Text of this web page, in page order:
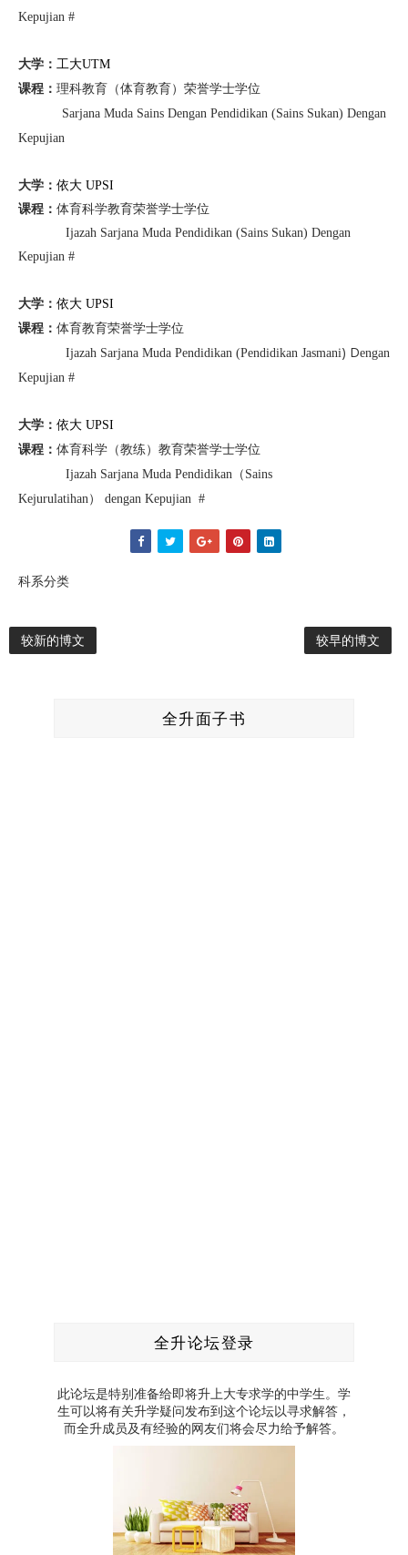
Kepujian #
大学： 工大UTM
课程： 理科教育（体育教育）荣誉学士学位
Sarjana Muda Sains Dengan Pendidikan (Sains Sukan) Dengan
Kepujian
大学： 依大 UPSI
课程： 体育科学教育荣誉学士学位
Ijazah Sarjana Muda Pendidikan (Sains Sukan) Dengan
Kepujian #
大学： 依大 UPSI
课程： 体育教育荣誉学士学位
Ijazah Sarjana Muda Pendidikan (Pendidikan Jasmani) Dengan
Kepujian #
大学： 依大 UPSI
课程： 体育科学（教练）教育荣誉学士学位
Ijazah Sarjana Muda Pendidikan （ Sains
Kejurulatihan） dengan Kepujian #
科系分类
较新的博文 较早的博文
全升面子书
全升论坛登录
此论坛是特别准备给即将升上大专求学的中学生。学
生可以将有关升学疑问发布到这个论坛以寻求解答，
而全升成员及有经验的网友们将会尽力给予解答。